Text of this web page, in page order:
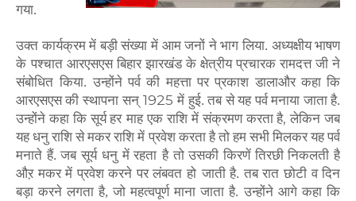
गया.
उक्त कार्यक्रम में बड़ी संख्या में आम जनों ने भाग लिया. अध्यक्षीय भाषण
के पश्चात आरएसएस बिहार झारखंड के क्षेत्रीय प्रचारक रामदत्त जी ने
संबोधित किया. उन्होंने पर्व की महत्ता पर प्रकाश डालाऔर कहा कि
आरएसएस की स्थापना सन् 1925में हुई. तब से यह पर्व मनाया जाता है.
उन्होंने कहा कि सूर्य हर माह एक राशि में संक्रमण करता है, लेकिन जब
यह धनु राशि से मकर राशि में प्रवेश करता है तो हम सभी मिलकर यह पर्व
मनाते हैं. जब सूर्य धनु में रहता है तो उसकी किरणें तिरछी निकलती है
औऱ मकर में प्रवेश करने पर लंबवत हो जाती है. तब रात छोटी व दिन
बड़ा करने लगता है, जो महत्वपूर्ण माना जाता है. उन्होंने आगे कहा कि